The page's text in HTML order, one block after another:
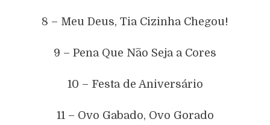
8 – Meu Deus, Tia Cizinha Chegou!
9 – Pena Que Não Seja a Cores
10 – Festa de Aniversário
11 – Ovo Gabado, Ovo Gorado